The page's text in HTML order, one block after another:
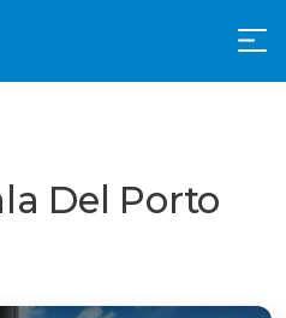
Del Porto